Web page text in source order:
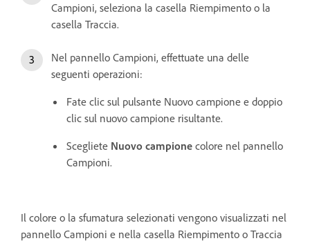
Campioni, seleziona la casella Riempimento o la
casella Traccia.
Nel pannello Campioni, effettuate una delle
seguenti operazioni:
Fate clic sul pulsante Nuovo campione e doppio
clic sul nuovo campione risultante.
Scegliete Nuovo campione colore nel pannello
Campioni.
Il colore o la sfumatura selezionati vengono visualizzati nel
pannello Campioni e nella casella Riempimento o Traccia